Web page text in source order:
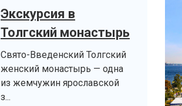
Экскурсия в
Толгский монастырь
Свято-Введенский Толгский
женский монастырь — одна
из жемчужин ярославской
з...